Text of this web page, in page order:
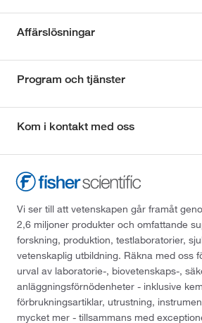
Affärslösningar
Program och tjänster
Kom i kontakt med oss
Vi ser till att vetenskapen går framåt
2,6 miljoner produkter och omfattande
forskning, produktion, testlaboratorier,
vetenskaplig utbildning. Räkna med oss
urval av laboratorie-, biovetenskaps-,
anläggningsförnödenheter - inklusive
förbrukningsartiklar, utrustning,
mycket mer - tillsammans med